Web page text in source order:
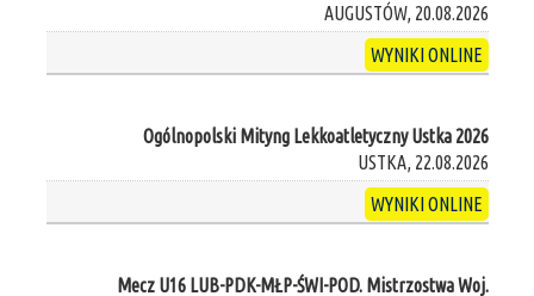
AUGUSTÓW, 20.08.2026
WYNIKI ONLINE
Ogólnopolski Mityng Lekkoatletyczny Ustka 2026
USTKA, 22.08.2026
WYNIKI ONLINE
Mecz U16 LUB-PDK-MŁP-ŚWI-POD. Mistrzostwa Woj.